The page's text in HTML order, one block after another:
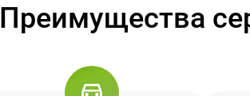
Преимущества